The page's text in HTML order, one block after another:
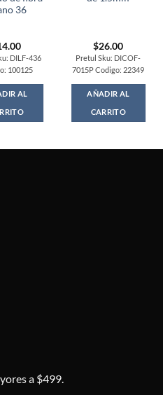
36
DILF-436
100125
AL
$26.00
Pretul Sku: DICOF-
7015P Codigo: 22349
AÑADIR AL
CARRITO
a $499.